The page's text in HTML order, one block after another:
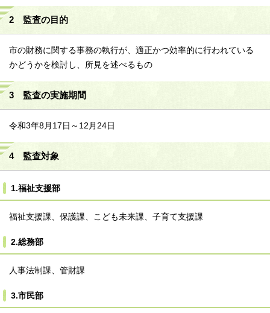
2 監査の目的
市の財務に関する事務の執行が、適正かつ効率的に行われている
かどうかを検討し、所見を述べるもの
3 監査の実施期間
令和3年8月17日～12月24日
4 監査対象
1.福祉支援部
福祉支援課、保護課、こども未来課、子育て支援課
2.総務部
人事法制課、管財課
3.市民部